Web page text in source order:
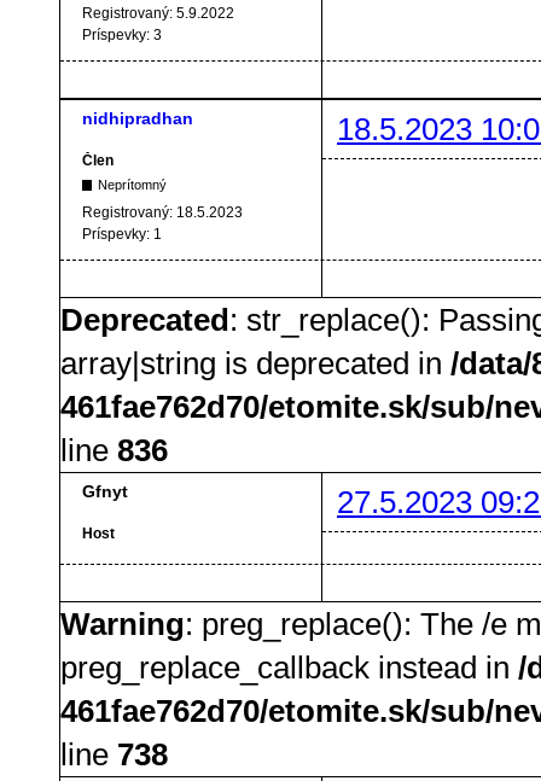
Registrovaný: 5.9.2022
Príspevky: 3
nidhipradhan 18.5.2023
Člen
Neprítomný
Registrovaný: 18.5.2023
Príspevky: 1
Deprecated: str_replace():
array|string is deprecated in /data/
461fae762d70/etomite.sk/sub/
line 836
Gfnyt 27.5.2023
Host
Warning: preg_replace(): The /e
preg_replace_callback instead in /
461fae762d70/etomite.sk/sub/
line 738